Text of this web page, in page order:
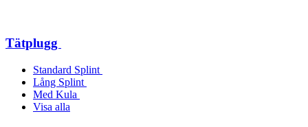
Tätplugg
Standard Splint
Lång Splint
Med Kula
Visa alla